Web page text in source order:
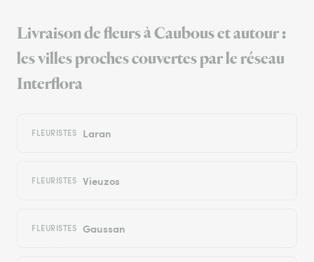
Livraison de fleurs à Caubous et autour :
les villes proches couvertes par le réseau
Interflora
FLEURISTES Laran
FLEURISTES Vieuzos
FLEURISTES Gaussan